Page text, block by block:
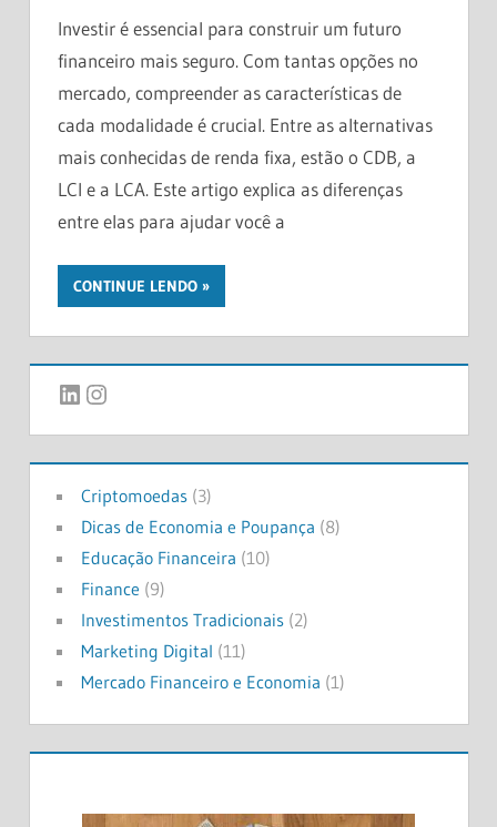
Investir é essencial para construir um futuro
financeiro mais seguro. Com tantas opções no
mercado, compreender as características de
cada modalidade é crucial. Entre as alternativas
mais conhecidas de renda fixa, estão o CDB, a
LCI e a LCA. Este artigo explica as diferenças
entre elas para ajudar você a
CONTINUE LENDO
LinkedIn
Instagram
Criptomoedas(3)
Dicas de Economia e Poupança (8)
Educação Financeira (10)
Finance (9)
Investimentos Tradicionais(2)
Marketing Digital (11)
Mercado Financeiro e Economia (1)